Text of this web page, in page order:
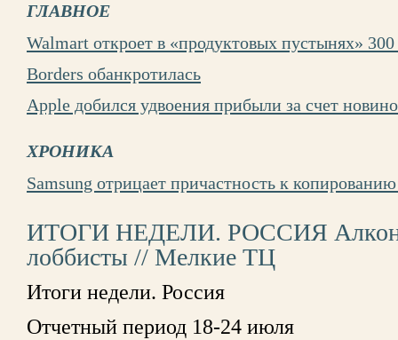
ГЛАВНОЕ
Walmart откроет в «продуктовых пустынях»
Borders обанкротилась
Apple добился удвоения прибыли за счет
ХРОНИКА
Samsung отрицает причастность к
ИТОГИ НЕДЕЛИ. РОССИЯ
лоббисты // Мелкие ТЦ
Итоги недели. Россия
Отчетный период 18-24 июля